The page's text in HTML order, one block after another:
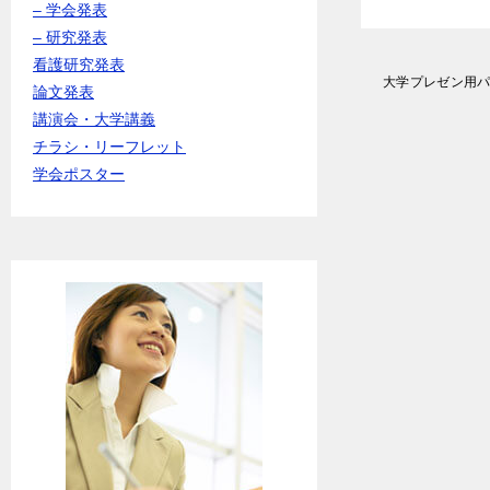
投大学プレゼン用
– 学会発表
– 研究発表
看護研究発表
論文発表
講演会・大学講義
チラシ・リーフレット
学会ポスター